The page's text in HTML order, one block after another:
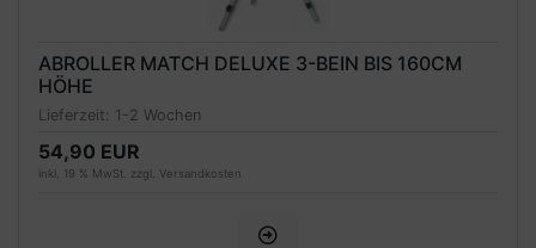
ABROLLER MATCH DELUXE 3-BEIN BIS 160CM
HÖHE
Lieferzeit: 1-2 Wochen
54,90 EUR
inkl. 19 % MwSt. zzgl. Versandkosten